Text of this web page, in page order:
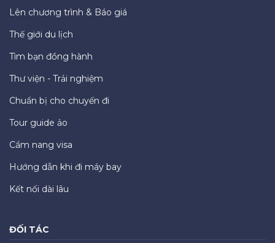
Lên chương trình & Báo giá
Thế giới du lịch
Tìm bạn đồng hành
Thư viện - Trải nghiệm
Chuẩn bị cho chuyến đi
Tour guide ảo
Cẩm nang visa
Hướng dẫn khi đi máy bay
Kết nối dài lâu
ĐỐI TÁC